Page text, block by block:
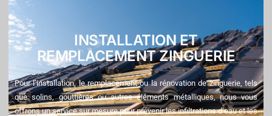
INSTALLATION ET
REMPLACEMENT ZINGUERIE
Pour l’installation, le remplacement ou la rénovation de zinguerie, tels
que solins, gouttières ou autres éléments métalliques, nous vous
offrons un service sur mesure pour prévenir les infiltrations d’eau et les